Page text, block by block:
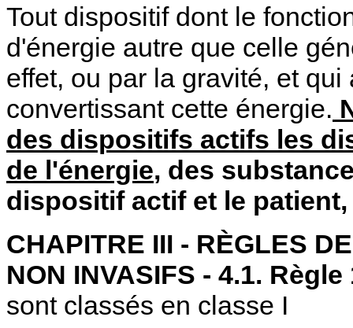
Tout dispositif dont le
d'énergie autre que celle
effet, ou par la gravité, et
convertissant cette énergie.
des dispositifs actifs les
de l'énergie, des
dispositif actif et le
CHAPITRE III - RÈGLES
NON INVASIFS - 4.1.
sont classés en classe I